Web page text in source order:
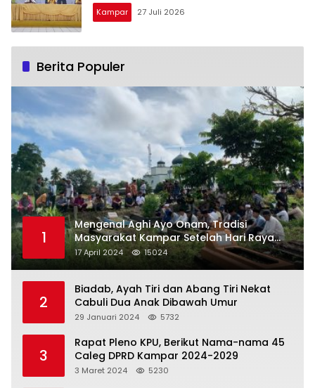
Kampar 27 Juli 2026
Berita Populer
1
Mengenal Aghi Ayo Onam, Tradisi
Masyarakat Kampar Setelah Hari Raya
Idul Fitri
17 April 2024 15024
2
Biadab, Ayah Tiri dan Abang Tiri Nekat
Cabuli Dua Anak Dibawah Umur
29 Januari 2024 5732
3
Rapat Pleno KPU, Berikut Nama-nama 45
3 Maret 2024 5230